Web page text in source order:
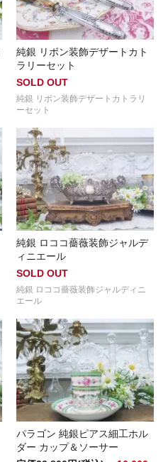
純銀 リボン装飾デザートカト
ラリーセット
SOLD OUT
純銀 リボン装飾デザートカトラリ
ーセット
純銀 ロココ薔薇装飾ジャルデ
ィニエール
SOLD OUT
純銀 ロココ薔薇装飾ジャルディニ
エール
パラゴン 純銀ピアス細工ホル
ダー カップ＆ソーサー